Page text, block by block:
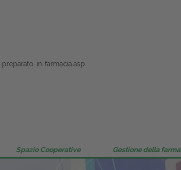
in-farmacia.asp
Spazio Cooperative Gestione della